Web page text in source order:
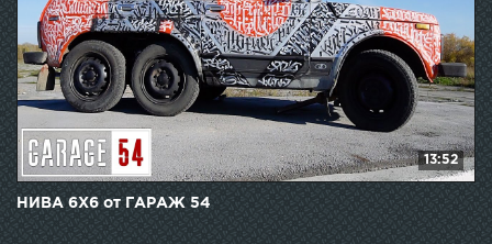
13:52
НИВА 6Х6 от ГАРАЖ 54